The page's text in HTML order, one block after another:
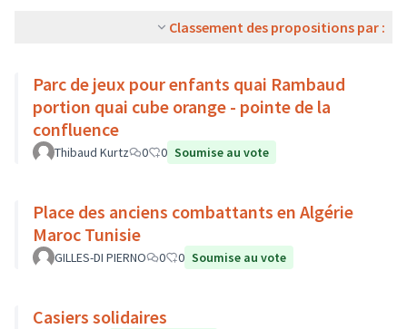
Classement des propositions par :
Parc de jeux pour enfants quai Rambaud
portion quai cube orange - pointe de la
confluence
Thibaud Kurtz 0 0 Soumise au vote
Place des anciens combattants en Algérie
Maroc Tunisie
GILLES-DI PIERNO 0 0 Soumise au vote
Casiers solidaires